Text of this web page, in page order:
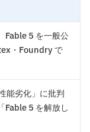
Fable 5 を一般公
・Foundry で
能劣化」に批判
Fable 5 を解放し